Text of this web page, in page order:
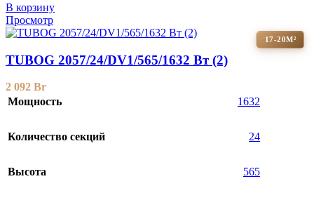
В корзину
Просмотр
17-20М²
TUBOG 2057/24/DV1/565/1632 Вт (2)
2 092 Br
Мощность
1632
Количество секций 24
Высота 565